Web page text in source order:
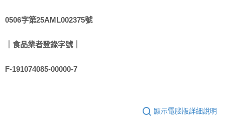
0506字第25AML002375號
｜食品業者登錄字號｜
F-191074085-00000-7
顯示電腦版詳細說明